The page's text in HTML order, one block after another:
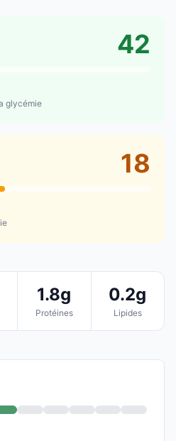
42
glycémie
18
1.8g
Protéines
0.2g
Lipides